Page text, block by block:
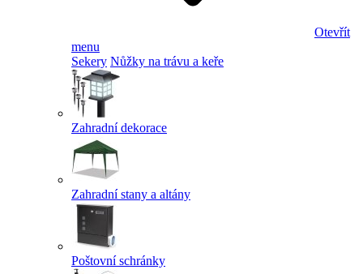
Otevřít
menu
Sekery Nůžky na trávu a keře
Zahradní dekorace
Zahradní stany a altány
Poštovní schránky